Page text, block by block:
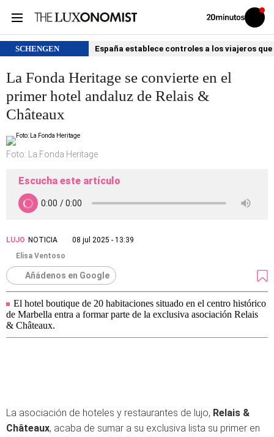
Volver
Iniciar
sesión
SCHENGEN España establece controles a los viajeros
La Fonda Heritage se convierte en el
primer hotel andaluz de Relais &
Châteaux
Foto: La Fonda Heritage
Escucha este artículo
LUJO NOTICIA
08 jul 2025 - 13:39
Elisa Ventoso
Añádenos en Google
El hotel boutique de 20 habitaciones situado en el centro histórico
de Marbella entra a formar parte de la exclusiva asociación Relais
& Châteaux.
La asociación de hoteles y restaurantes de lujo, Relais &
Châteaux, acaba de sumar a su exclusiva lista su primer en